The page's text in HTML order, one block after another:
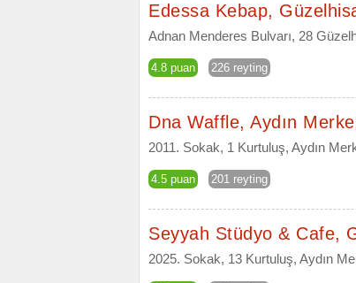
Edessa Kebap,
Adnan Menderes Bulvarı, 28
4.8 puan 226 reyting
Dna Waffle, Aydın
2011. Sokak, 1 Kurtuluş, Aydın
4.5 puan 201 reyting
Seyyah Stüdyo & Cafe,
2025. Sokak, 13 Kurtuluş, Aydın